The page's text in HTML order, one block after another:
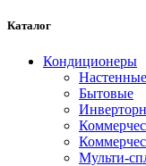
Каталог
Кондиционеры
Настенные
Бытовые
Мульти-